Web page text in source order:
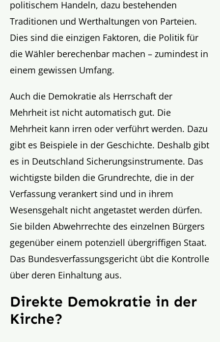
politischem Handeln, dazu bestehenden
Traditionen und Werthaltungen von Parteien.
Dies sind die einzigen Faktoren, die Politik für
die Wähler berechenbar machen – zumindest in
einem gewissen Umfang.
Auch die Demokratie als Herrschaft der
Mehrheit ist nicht automatisch gut. Die
Mehrheit kann irren oder verführt werden. Dazu
gibt es Beispiele in der Geschichte. Deshalb gibt
es in Deutschland Sicherungsinstrumente. Das
wichtigste bilden die Grundrechte, die in der
Verfassung verankert sind und in ihrem
Wesensgehalt nicht angetastet werden dürfen.
Sie bilden Abwehrrechte des einzelnen Bürgers
gegenüber einem potenziell übergriffigen Staat.
Das Bundesverfassungsgericht übt die Kontrolle
über deren Einhaltung aus.
Direkte Demokratie in der
Kirche?